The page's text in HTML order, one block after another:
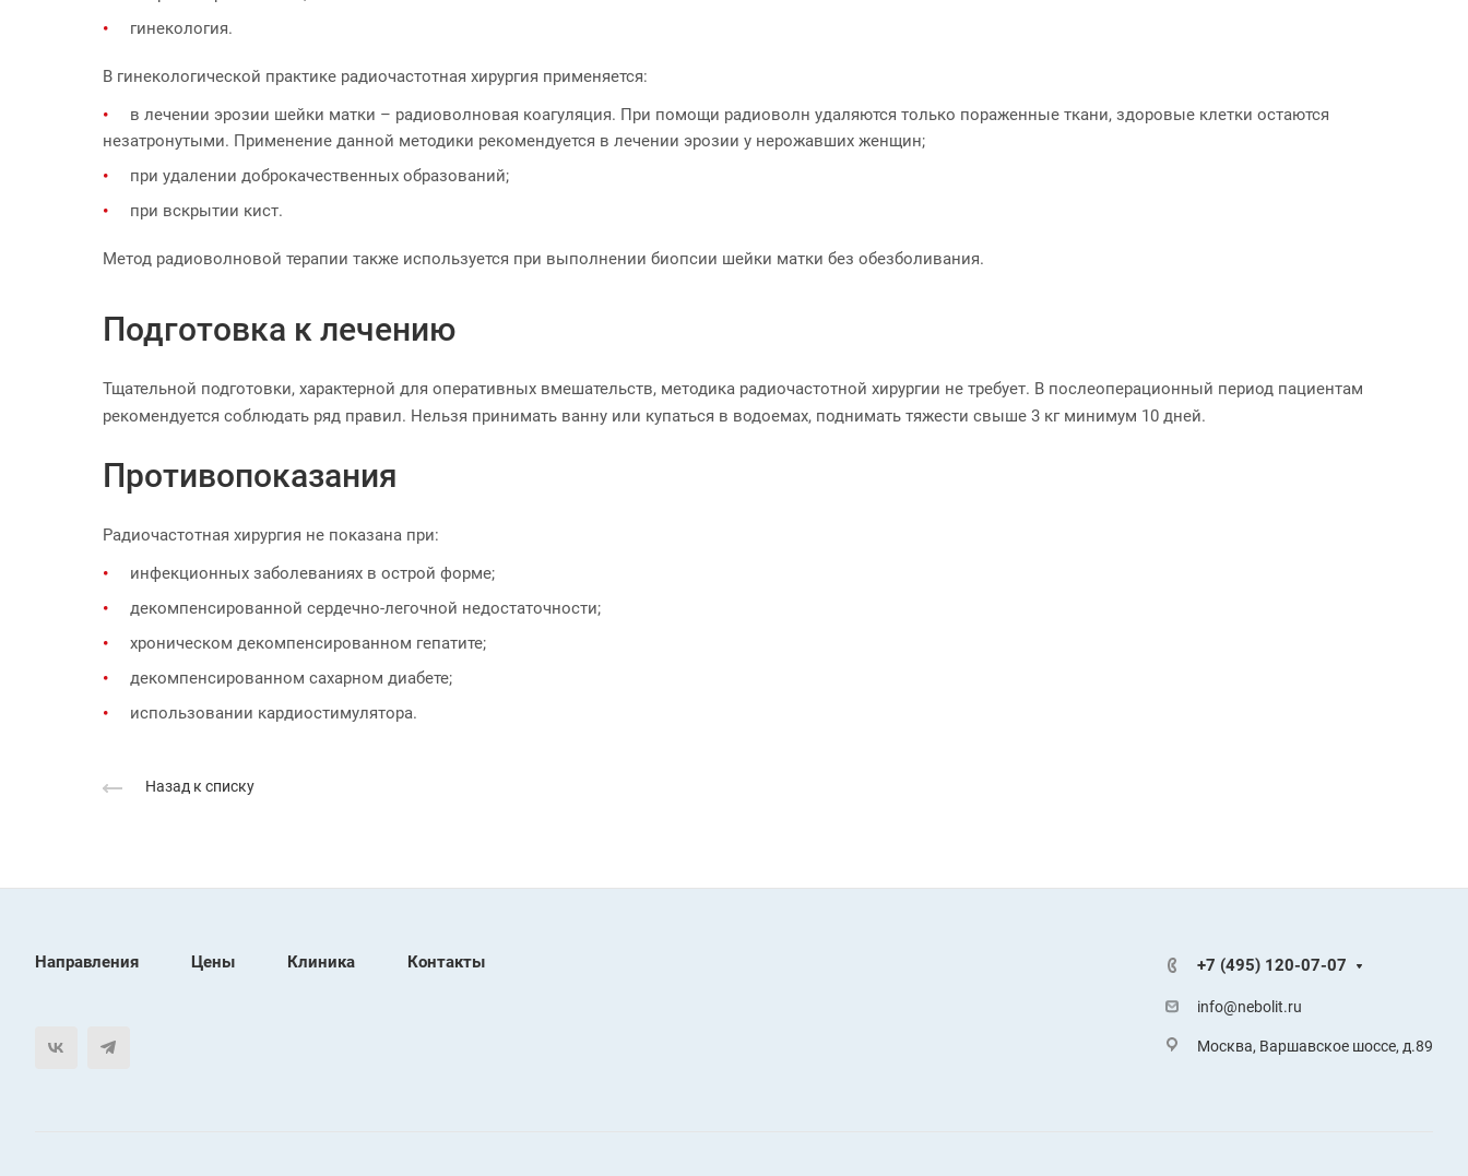
гинекология.
В гинекологической практике радиочастотная хирургия применяется:
в лечении эрозии шейки матки – радиоволновая коагуляция. При помощи радиоволн удаляются только пораженные ткани, здоровые клетки остаются
незатронутыми. Применение данной методики рекомендуется в лечении эрозии у нерожавших женщин;
при удалении доброкачественных образований;
при вскрытии кист.
Метод радиоволновой терапии также используется при выполнении биопсии шейки матки без обезболивания.
Подготовка к лечению
Тщательной подготовки, характерной для оперативных вмешательств, методика радиочастотной хирургии не требует. В послеоперационный период пациентам
рекомендуется соблюдать ряд правил. Нельзя принимать ванну или купаться в водоемах, поднимать тяжести свыше 3 кг минимум 10 дней.
Противопоказания
Радиочастотная хирургия не показана при:
инфекционных заболеваниях в острой форме;
декомпенсированной сердечно-легочной недостаточности;
хроническом декомпенсированном гепатите;
декомпенсированном сахарном диабете;
использовании кардиостимулятора.
Назад к списку
Направления Цены Клиника Контакты +7 (495) 120-07-07
info@nebolit.ru
Москва, Варшавское шоссе, д.89